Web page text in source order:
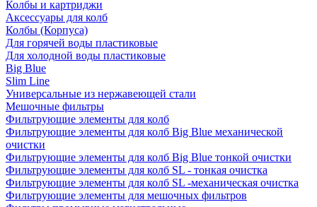
Колбы и картриджи
Аксессуары для колб
Колбы (Корпуса)
Для горячей воды пластиковые
Для холодной воды пластиковые
Big Blue
Slim Line
Универсальные из нержавеющей стали
Мешочные фильтры
Фильтрующие элементы для колб
Фильтрующие элементы для колб Big Blue механической
очистки
Фильтрующие элементы для колб Big Blue тонкой очистки
Фильтрующие элементы для колб SL - тонкая очистка
Фильтрующие элементы для колб SL -механическая очистка
Фильтрующие элементы для мешочных фильтров